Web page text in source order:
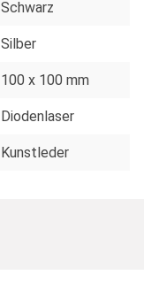
Schwarz
Silber
100 x 100 mm
Diodenlaser
Kunstleder